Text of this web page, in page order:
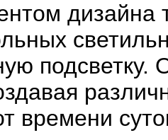
дизайна
подсветку.
времени